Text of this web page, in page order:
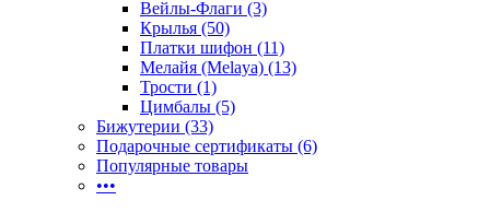
Вейлы-Флаги (3)
Крылья (50)
Платки шифон (11)
Мелайя (Melaya) (13)
Трости (1)
Цимбалы (5)
Бижутерии (33)
Подарочные сертификаты (6)
Популярные товары
•••